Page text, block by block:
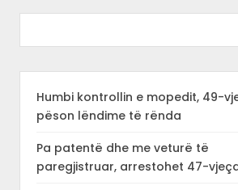
Humbi kontrollin e mopedit, 49-
pëson lëndime të rënda
Pa patentë dhe me veturë të
paregjistruar, arrestohet 47-